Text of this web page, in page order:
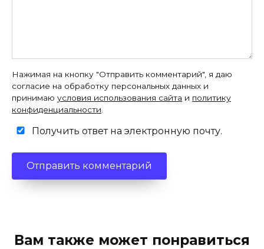
Нажимая на кнопку "Отправить комментарий", я даю
согласие на обработку персональных данных и
принимаю условия использования сайта и политику
конфиденциальности.
Получить ответ на электронную почту.
Вам также может понравиться